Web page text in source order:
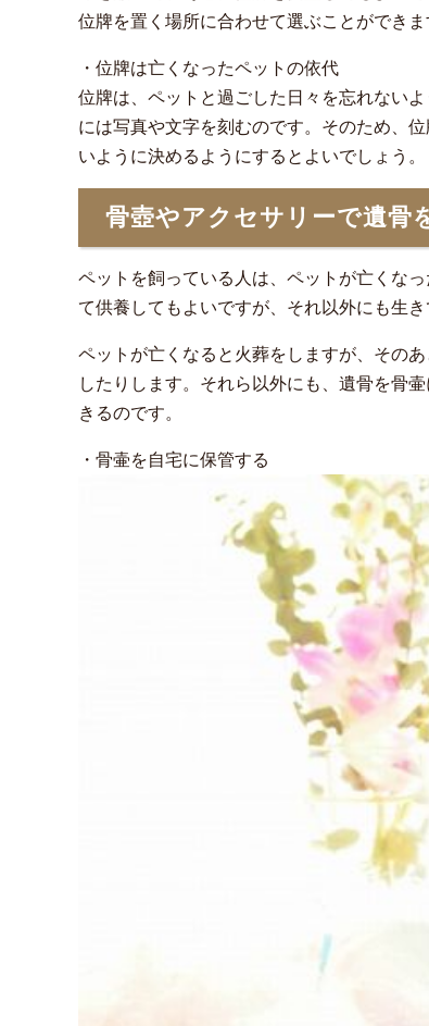
位牌を置く場所に合わせて選ぶことができま
・位牌は亡くなったペットの依代
位牌は、ペットと過ごした日々を忘れない
には写真や文字を刻むのです。そのため、
いように決めるようにするとよいでしょう。
骨壺やアクセサリーで遺骨
ペットを飼っている人は、ペットが亡くな
て供養してもよいですが、それ以外にも生
ペットが亡くなると火葬をしますが、その
したりします。それら以外にも、遺骨を骨
きるのです。
・骨壷を自宅に保管する